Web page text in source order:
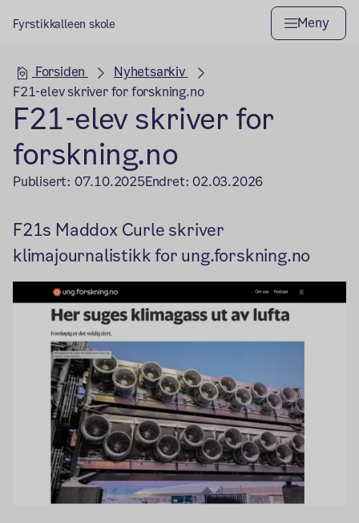
Fyrstikkalleen skole Meny
Hovedseksjon
Forsiden
Nyhetsarkiv
F21-elev skriver for forskning.no
F21-elev skriver for
forskning.no
Publisert: 07.10.2025Endret:02.03.2026
F21s Maddox Curle skriver
klimajournalistikk for ung.forskning.no